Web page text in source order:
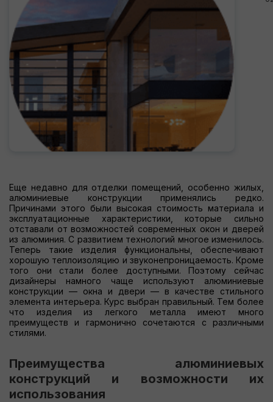
Еще недавно для отделки помещений, особенно жилых,
алюминиевые конструкции применялись редко.
Причинами этого были высокая стоимость материала и
эксплуатационные характеристики, которые сильно
отставали от возможностей современных окон и дверей
из алюминия. С развитием технологий многое изменилось.
Теперь такие изделия функциональны, обеспечивают
хорошую теплоизоляцию и звуконепроницаемость. Кроме
того они стали более доступными. Поэтому сейчас
дизайнеры намного чаще используют алюминиевые
конструкции — окна и двери — в качестве стильного
элемента интерьера. Курс выбран правильный. Тем более
что изделия из легкого металла имеют много
преимуществ и гармонично сочетаются с различными
стилями.
Преимущества алюминиевых
конструкций и возможности их
использования